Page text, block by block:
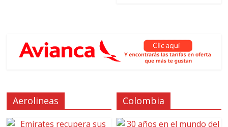
Aerolineas Colombia